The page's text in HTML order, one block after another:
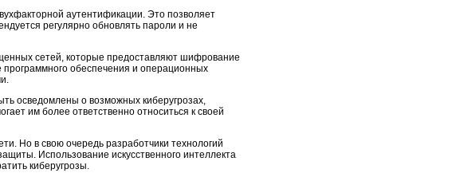
аутентификации. Это позволяет
регулярно обновлять пароли и не
сетей, которые предоставляют шифрование
обеспечения и операционных
осведомлены о возможных киберугрозах,
им более ответственно относиться к своей
Но в свою очередь разработчики технологий
Использование искусственного интеллекта
киберугрозы.